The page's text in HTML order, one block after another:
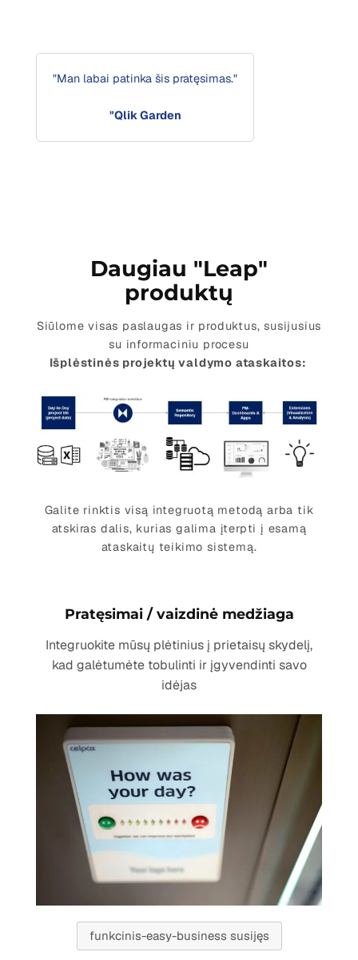
"Man labai patinka šis pratęsimas."
"Qlik Garden
Daugiau "Leap"
produktų
Siūlome visas paslaugas ir produktus, susijusius
su informaciniu procesu
Išplėstinės projektų valdymo ataskaitos:
Galite rinktis visą integruotą metodą arba tik
atskiras dalis, kurias galima įterpti į esamą
ataskaitų teikimo sistemą.
Pratęsimai / vaizdinė medžiaga
Integruokite mūsų plėtinius į prietaisų skydelį,
kad galėtumėte tobulinti ir įgyvendinti savo
idėjas
funkcinis-easy-business susijęs